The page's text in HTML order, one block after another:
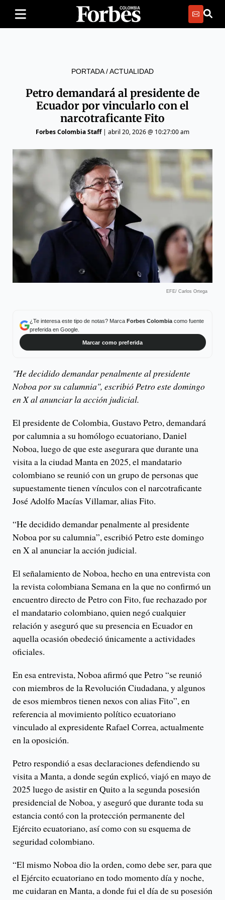
PORTADA/ACTUALIDAD
Petro demandará al presidente de
Ecuador por vincularlo con el
narcotraficante Fito
Forbes Colombia Staff| abril 20, 2026 @ 10:27:00 am
EFE/ Carlos Ortega
¿Te interesa este tipo de notas? Marca Forbes Colombiacomo fuente
preferida en Google.
Marcar como preferida
"He decidido demandar penalmente al presidente
Noboa por su calumnia", escribió Petro este domingo
en X al anunciar la acción judicial.
El presidente de Colombia, Gustavo Petro, demandará
por calumnia a su homólogo ecuatoriano, Daniel
Noboa, luego de que este asegurara que durante una
visita a la ciudad Manta en 2025, el mandatario
colombiano se reunió con un grupo de personas que
supuestamente tienen vínculos con el narcotraficante
José Adolfo Macías Villamar, alias Fito.
“He decidido demandar penalmente al presidente
Noboa por su calumnia”, escribió Petro este domingo
en X al anunciar la acción judicial.
El señalamiento de Noboa, hecho en una entrevista con
la revista colombiana Semana en la que no confirmó un
encuentro directo de Petro con Fito, fue rechazado por
el mandatario colombiano, quien negó cualquier
relación y aseguró que su presencia en Ecuador en
aquella ocasión obedeció únicamente a actividades
oficiales.
En esa entrevista, Noboa afirmó que Petro “se reunió
con miembros de la Revolución Ciudadana, y algunos
de esos miembros tienen nexos con alias Fito”, en
referencia al movimiento político ecuatoriano
vinculado al expresidente Rafael Correa, actualmente
en la oposición.
Petro respondió a esas declaraciones defendiendo su
visita a Manta, a donde según explicó, viajó en mayo de
2025 luego de asistir en Quito a la segunda posesión
presidencial de Noboa, y aseguró que durante toda su
estancia contó con la protección permanente del
Ejército ecuatoriano, así como con su esquema de
seguridad colombiano.
“El mismo Noboa dio la orden, como debe ser, para que
el Ejército ecuatoriano en todo momento día y noche,
me cuidaran en Manta, a donde fui el día de su posesión